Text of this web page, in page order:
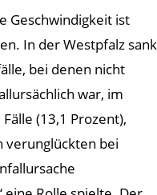
Geschwindigkeit ist
In der Westpfalz sank
bei denen nicht
war, im
(13,1 Prozent),
verunglückten bei